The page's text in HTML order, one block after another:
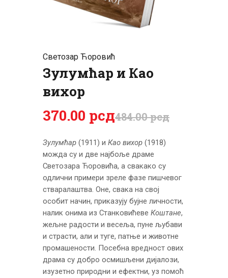
ЦЕНОВНИК
Светозар Ћоровић
Зулумћар и Као
вихор
484.00рсд
370.00 рсд
Зулумћар (1911) и Као вихор (1918)
можда су и две најбоље драме
Светозара Ћоровића, а свакако су
одлични примери зреле фазе пишчевог
стваралаштва. Оне, свака на свој
особит начин, приказују бујне личности,
налик онима из Станковићеве Коштане,
жељне радости и весеља, пуне љубави
и страсти, али и туге, патње и животне
промашености. Посебна вредност ових
драма су добро осмишљени дијалози,
изузетно природни и ефектни, уз помоћ